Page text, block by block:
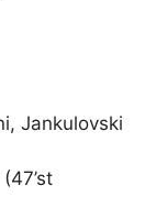
Jankulovski